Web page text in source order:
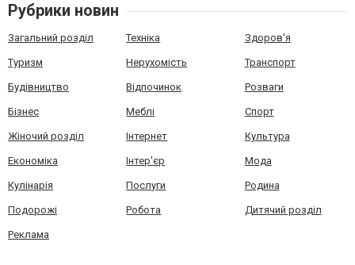
Рубрики новин
Загальний розділ Техніка Здоров'я
Туризм Нерухомість Транспорт
Будівництво Відпочинок Розваги
Бізнес Меблі Спорт
Жіночий розділ Інтернет Культура
Економіка Інтер'єр Мода
Кулінарія Послуги Родина
Подорожі Робота Дитячий розділ
Реклама